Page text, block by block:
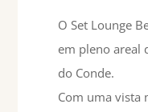
O Set Lounge
em pleno areal
do Conde.
Com uma vista